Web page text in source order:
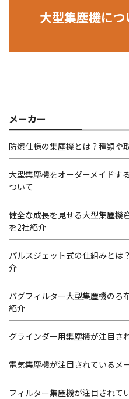
大型集塵機につ
メーカー
防爆仕様の集塵機とは？種類や
大型集塵機をオーダーメイドす
ついて
健全な成長を見せる大型集塵機
を2社紹介
パルスジェット式の仕組みとは
介
バグフィルター大型集塵機のろ
紹介
グラインダー用集塵機が注目さ
電気集塵機が注目されているメ
フィルター集塵機が注目されて